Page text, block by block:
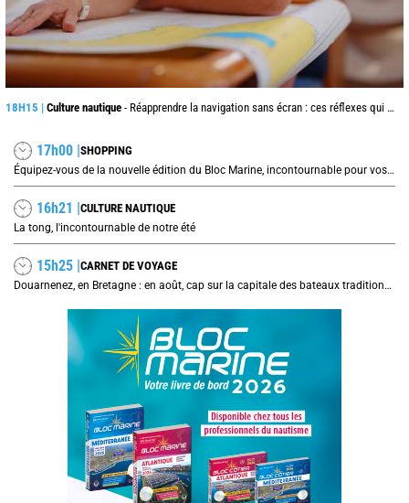
18H15 | Culture nautique - Réapprendre la navigation sans écran : ces réflexes qui peuvent sauver une traversée
17h00 |SHOPPING
Équipez-vous de la nouvelle édition du Bloc Marine, incontournable pour vos prochaines navigations !
16h21 |CULTURE NAUTIQUE
La tong, l'incontournable de notre été
15h25 |CARNET DE VOYAGE
Douarnenez, en Bretagne : en août, cap sur la capitale des bateaux traditionnels et de la sardine